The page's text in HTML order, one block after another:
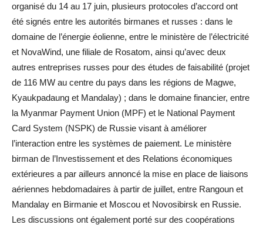
organisé du 14 au 17 juin, plusieurs protocoles d’accord ont
été signés entre les autorités birmanes et russes : dans le
domaine de l’énergie éolienne, entre le ministère de l’électricité
et NovaWind, une filiale de Rosatom, ainsi qu’avec deux
autres entreprises russes pour des études de faisabilité (projet
de 116 MW au centre du pays dans les régions de Magwe,
Kyaukpadaung et Mandalay) ; dans le domaine financier, entre
la Myanmar Payment Union (MPF) et le National Payment
Card System (NSPK) de Russie visant à améliorer
l’interaction entre les systèmes de paiement. Le ministère
birman de l’Investissement et des Relations économiques
extérieures a par ailleurs annoncé la mise en place de liaisons
aériennes hebdomadaires à partir de juillet, entre Rangoun et
Mandalay en Birmanie et Moscou et Novosibirsk en Russie.
Les discussions ont également porté sur des coopérations